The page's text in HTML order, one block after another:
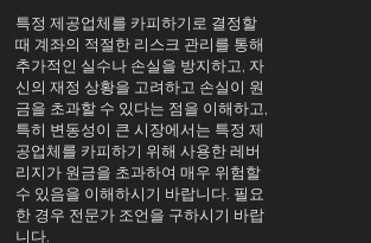
특정 제공업체를 카피하기로 결정할
때 계좌의 적절한 리스크 관리를 통해
추가적인 실수나 손실을 방지하고, 자
신의 재정 상황을 고려하고 손실이 원
금을 초과할 수 있다는 점을 이해하고,
특히 변동성이 큰 시장에서는 특정 제
공업체를 카피하기 위해 사용한 레버
리지가 원금을 초과하여 매우 위험할
수 있음을 이해하시기 바랍니다. 필요
한 경우 전문가 조언을 구하시기 바랍
니다.